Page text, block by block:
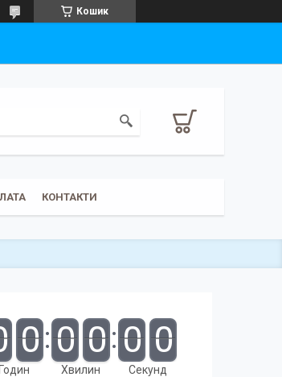
Кошик
КОНТАКТИ
0
Годин
0 0
Хвилин
0 0
Секунд